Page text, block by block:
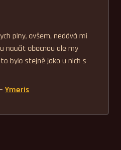
4,0.
plny, ovšem, nedává mi
naučit obecnou ale my
bylo stejně jako u nich s
Ymeris